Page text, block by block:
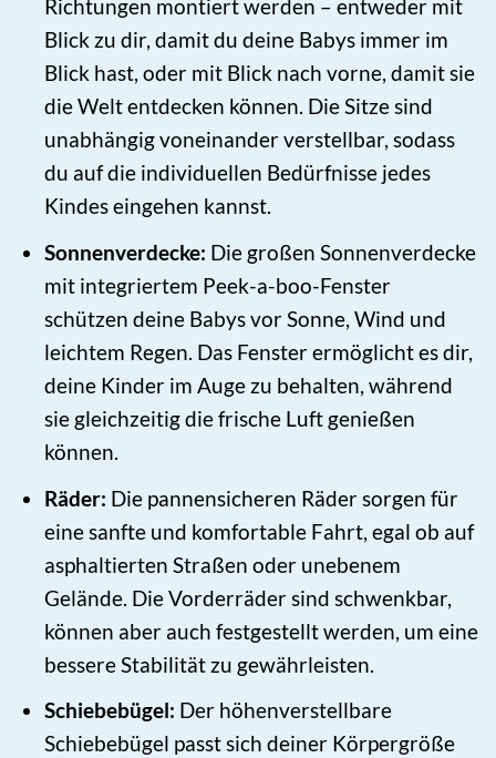
Richtungen montiert werden – entweder mit
Blick zu dir, damit du deine Babys immer im
Blick hast, oder mit Blick nach vorne, damit sie
die Welt entdecken können. Die Sitze sind
unabhängig voneinander verstellbar, sodass
du auf die individuellen Bedürfnisse jedes
Kindes eingehen kannst.
Sonnenverdecke: Die großen Sonnenverdecke
mit integriertem Peek-a-boo-Fenster
schützen deine Babys vor Sonne, Wind und
leichtem Regen. Das Fenster ermöglicht es dir,
deine Kinder im Auge zu behalten, während
sie gleichzeitig die frische Luft genießen
können.
Räder: Die pannensicheren Räder sorgen für
eine sanfte und komfortable Fahrt, egal ob auf
asphaltierten Straßen oder unebenem
Gelände. Die Vorderräder sind schwenkbar,
können aber auch festgestellt werden, um eine
bessere Stabilität zu gewährleisten.
Schiebebügel: Der höhenverstellbare
Schiebebügel passt sich deiner Körpergröße